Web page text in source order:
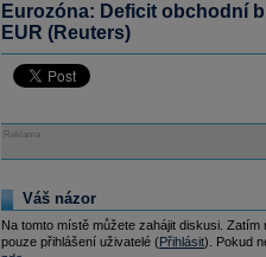
Eurozóna: Deficit obchodní
EUR (Reuters)
Reklama
Váš názor
Na tomto místě můžete zahájit diskusi.
pouze přihlášení uživatelé (Přihlásit). Pokud